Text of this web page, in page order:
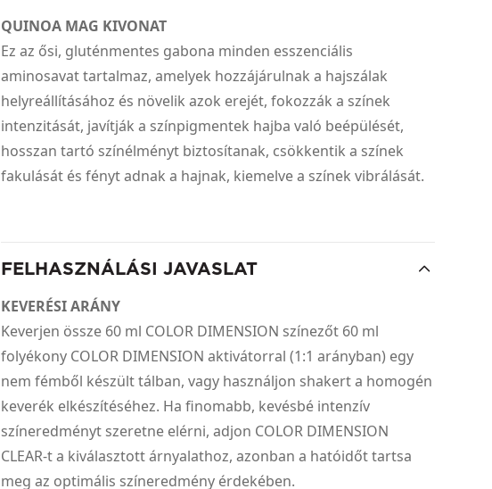
QUINOA MAG KIVONAT
Ez az ősi, gluténmentes gabona minden esszenciális
aminosavat tartalmaz, amelyek hozzájárulnak a hajszálak
helyreállításához és növelik azok erejét, fokozzák a színek
intenzitását, javítják a színpigmentek hajba való beépülését,
hosszan tartó színélményt biztosítanak, csökkentik a színek
fakulását és fényt adnak a hajnak, kiemelve a színek vibrálását.
FELHASZNÁLÁSI JAVASLAT
KEVERÉSI ARÁNY
Keverjen össze 60 ml COLOR DIMENSION színezőt 60 ml
folyékony COLOR DIMENSION aktivátorral (1:1 arányban) egy
nem fémből készült tálban, vagy használjon shakert a homogén
keverék elkészítéséhez. Ha finomabb, kevésbé intenzív
színeredményt szeretne elérni, adjon COLOR DIMENSION
CLEAR-t a kiválasztott árnyalathoz, azonban a hatóidőt tartsa
meg az optimális színeredmény érdekében.